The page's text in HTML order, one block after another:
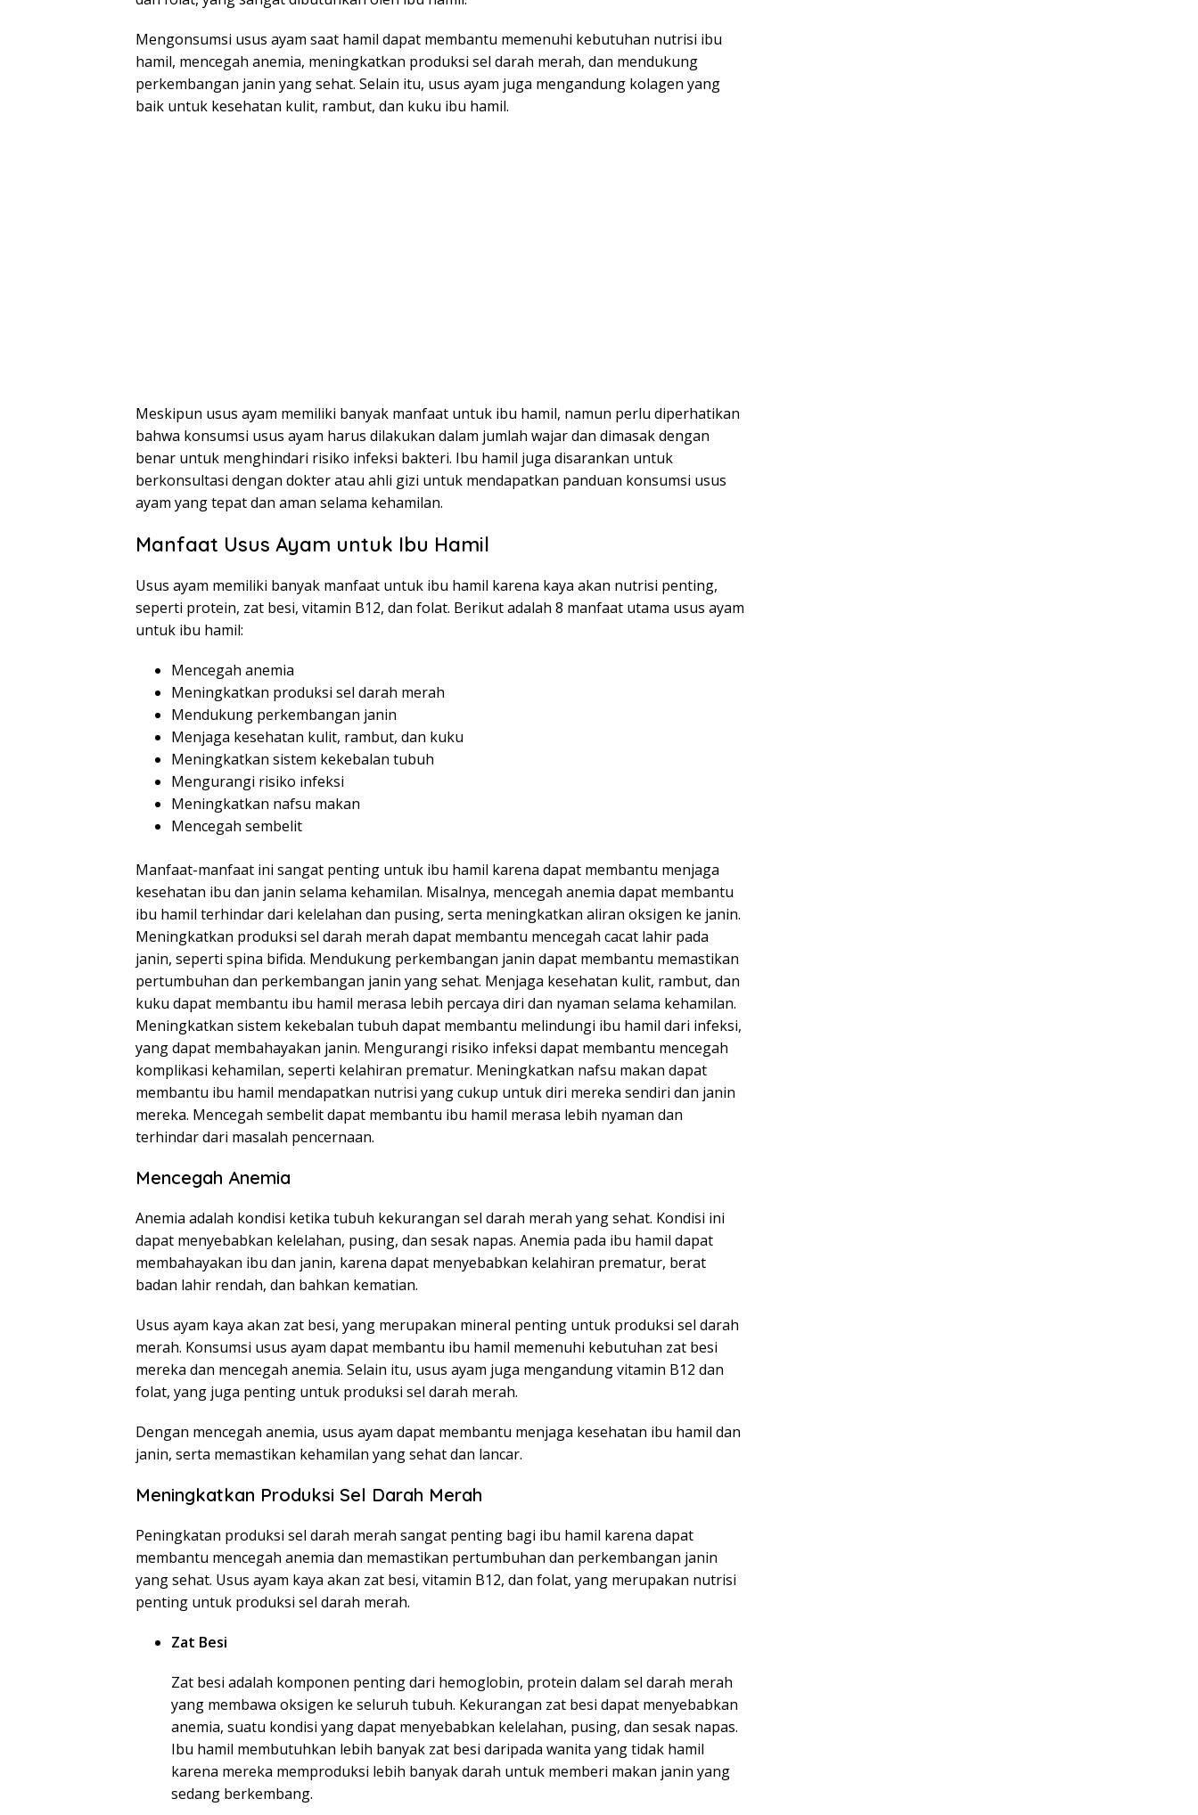
Mengonsumsi usus ayam saat hamil dapat membantu memenuhi kebutuhan nutrisi ibu
hamil, mencegah anemia, meningkatkan produksi sel darah merah, dan mendukung
perkembangan janin yang sehat. Selain itu, usus ayam juga mengandung kolagen yang
baik untuk kesehatan kulit, rambut, dan kuku ibu hamil.
Meskipun usus ayam memiliki banyak manfaat untuk ibu hamil, namun perlu diperhatikan
bahwa konsumsi usus ayam harus dilakukan dalam jumlah wajar dan dimasak dengan
benar untuk menghindari risiko infeksi bakteri. Ibu hamil juga disarankan untuk
berkonsultasi dengan dokter atau ahli gizi untuk mendapatkan panduan konsumsi usus
ayam yang tepat dan aman selama kehamilan.
Manfaat Usus Ayam untuk Ibu Hamil
Usus ayam memiliki banyak manfaat untuk ibu hamil karena kaya akan nutrisi penting,
seperti protein, zat besi, vitamin B12, dan folat. Berikut adalah 8 manfaat utama usus ayam
untuk ibu hamil:
Mencegah anemia
Meningkatkan produksi sel darah merah
Mendukung perkembangan janin
Menjaga kesehatan kulit, rambut, dan kuku
Meningkatkan sistem kekebalan tubuh
Mengurangi risiko infeksi
Meningkatkan nafsu makan
Mencegah sembelit
Manfaat-manfaat ini sangat penting untuk ibu hamil karena dapat membantu menjaga
kesehatan ibu dan janin selama kehamilan. Misalnya, mencegah anemia dapat membantu
ibu hamil terhindar dari kelelahan dan pusing, serta meningkatkan aliran oksigen ke janin.
Meningkatkan produksi sel darah merah dapat membantu mencegah cacat lahir pada
janin, seperti spina bifida. Mendukung perkembangan janin dapat membantu memastikan
pertumbuhan dan perkembangan janin yang sehat. Menjaga kesehatan kulit, rambut, dan
kuku dapat membantu ibu hamil merasa lebih percaya diri dan nyaman selama kehamilan.
Meningkatkan sistem kekebalan tubuh dapat membantu melindungi ibu hamil dari infeksi,
yang dapat membahayakan janin. Mengurangi risiko infeksi dapat membantu mencegah
komplikasi kehamilan, seperti kelahiran prematur. Meningkatkan nafsu makan dapat
membantu ibu hamil mendapatkan nutrisi yang cukup untuk diri mereka sendiri dan janin
mereka. Mencegah sembelit dapat membantu ibu hamil merasa lebih nyaman dan
terhindar dari masalah pencernaan.
Mencegah Anemia
Anemia adalah kondisi ketika tubuh kekurangan sel darah merah yang sehat. Kondisi ini
dapat menyebabkan kelelahan, pusing, dan sesak napas. Anemia pada ibu hamil dapat
membahayakan ibu dan janin, karena dapat menyebabkan kelahiran prematur, berat
badan lahir rendah, dan bahkan kematian.
Usus ayam kaya akan zat besi, yang merupakan mineral penting untuk produksi sel darah
merah. Konsumsi usus ayam dapat membantu ibu hamil memenuhi kebutuhan zat besi
mereka dan mencegah anemia. Selain itu, usus ayam juga mengandung vitamin B12 dan
folat, yang juga penting untuk produksi sel darah merah.
Dengan mencegah anemia, usus ayam dapat membantu menjaga kesehatan ibu hamil dan
janin, serta memastikan kehamilan yang sehat dan lancar.
Meningkatkan Produksi Sel Darah Merah
Peningkatan produksi sel darah merah sangat penting bagi ibu hamil karena dapat
membantu mencegah anemia dan memastikan pertumbuhan dan perkembangan janin
yang sehat. Usus ayam kaya akan zat besi, vitamin B12, dan folat, yang merupakan nutrisi
penting untuk produksi sel darah merah.
Zat Besi
Zat besi adalah komponen penting dari hemoglobin, protein dalam sel darah merah
yang membawa oksigen ke seluruh tubuh. Kekurangan zat besi dapat menyebabkan
anemia, suatu kondisi yang dapat menyebabkan kelelahan, pusing, dan sesak napas.
Ibu hamil membutuhkan lebih banyak zat besi daripada wanita yang tidak hamil
karena mereka memproduksi lebih banyak darah untuk memberi makan janin yang
sedang berkembang.